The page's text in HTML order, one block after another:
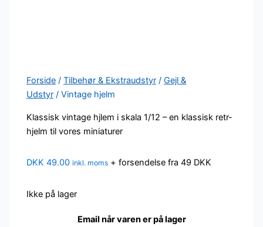
Forside /Tilbehør & Ekstraudstyr /Gejl &
Udstyr / Vintage hjelm
Klassisk vintage hjlem i skala 1/12 – en klassisk retr-
hjelm til vores miniaturer
DKK49.00 inkl. moms + forsendelse fra 49 DKK
Ikke på lager
Email når varen er på lager